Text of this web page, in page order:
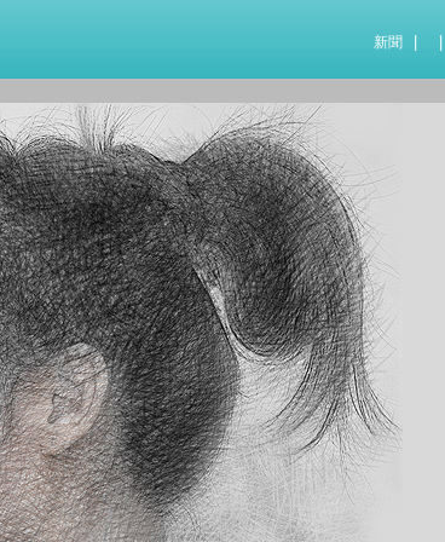
新聞